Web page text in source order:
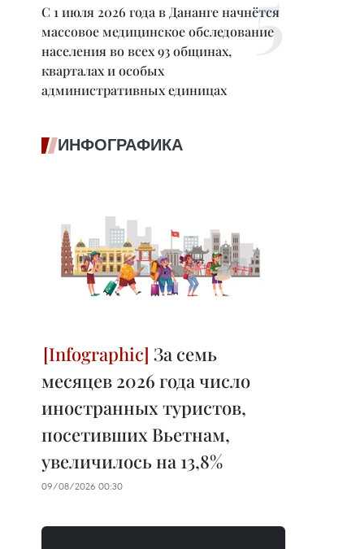
С 1 июля 2026 года в Дананге начнётся
массовое медицинское обследование
населения во всех 93 общинах,
кварталах и особых
административных единицах
ИНФОГРАФИКА
За семь
месяцев 2026 года число
иностранных туристов,
посетивших Вьетнам,
увеличилось на 13,8%
09/08/2026 00:30